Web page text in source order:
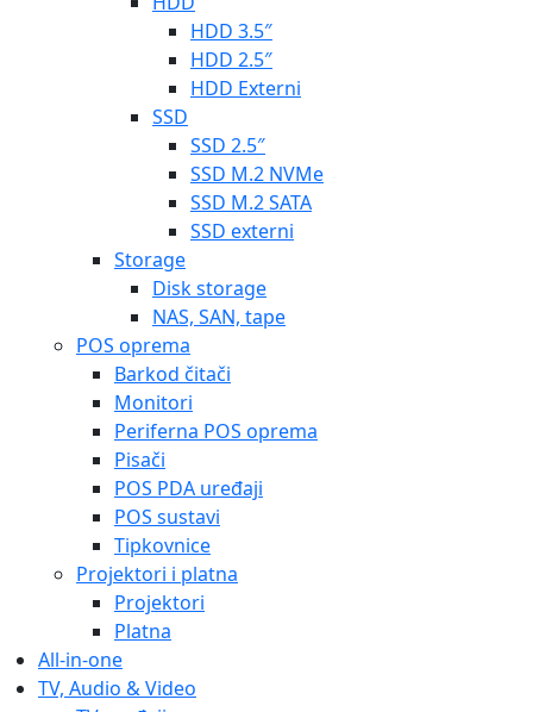
HDD 3.5″
HDD 2.5″
HDD Externi
SSD
SSD 2.5″
SSD M.2 NVMe
SSD M.2 SATA
SSD externi
Storage
Disk storage
NAS, SAN, tape
POS oprema
Barkod čitači
Monitori
Periferna POS oprema
Pisači
POS PDA uređaji
POS sustavi
Tipkovnice
Projektori i platna
Projektori
Platna
All-in-one
TV, Audio & Video